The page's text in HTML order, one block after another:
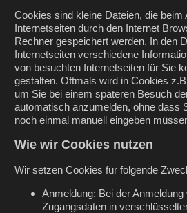
Cookies sind kleine Dateien, die beim
Internetseiten durch den Internet
Rechner gespeichert werden. In den
Internetseiten verschiedene
von besuchten Internetseiten für Sie
gestalten. Oftmals wird in Cookies
um Sie bei einem späteren Besuch
automatisch anzumelden, ohne dass
noch einmal manuell eingeben
Wie wir Cookies nutzen
Wir setzen Cookies für folgende
Anmeldung: Bei der Anmeldung
Zugangsdaten in